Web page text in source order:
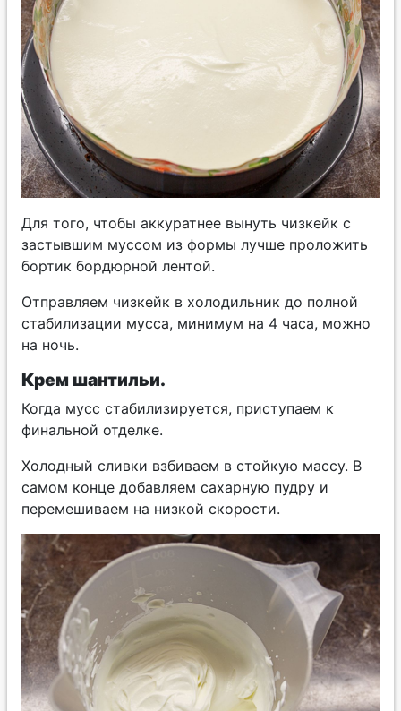
Для того, чтобы аккуратнее вынуть чизкейк с
застывшим муссом из формы лучше проложить
бортик бордюрной лентой.
Отправляем чизкейк в холодильник до полной
стабилизации мусса, минимум на 4 часа, можно
на ночь.
Крем шантильи.
Когда мусс стабилизируется, приступаем к
финальной отделке.
Холодный сливки взбиваем в стойкую массу. В
самом конце добавляем сахарную пудру и
перемешиваем на низкой скорости.